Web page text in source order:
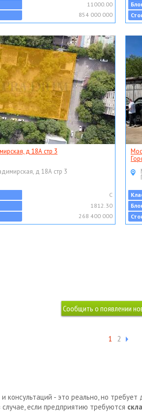
11000.00
854 000 000
д 18А стр 3
д 18А стр 3
C
1812.30
268 400 000
1 2
консультаций - это реально, но
если предприятию требуются